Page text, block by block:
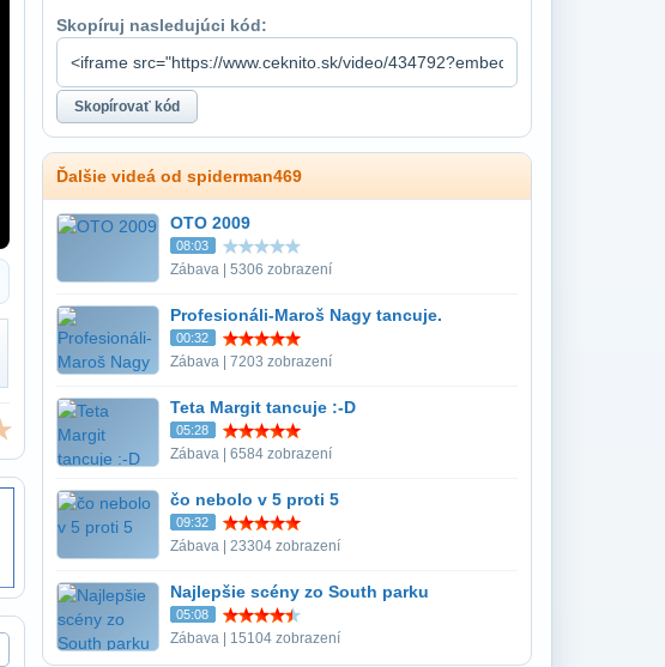
Skopíruj nasledujúci kód:
Ďalšie videá od spiderman469
OTO 2009
08:03
Zábava | 5306 zobrazení
Profesionáli-Maroš Nagy tancuje.
00:32
Zábava | 7203 zobrazení
Teta Margit tancuje :-D
05:28
Zábava | 6584 zobrazení
čo nebolo v 5 proti 5
09:32
Zábava | 23304 zobrazení
Najlepšie scény zo South parku
05:08
Zábava | 15104 zobrazení